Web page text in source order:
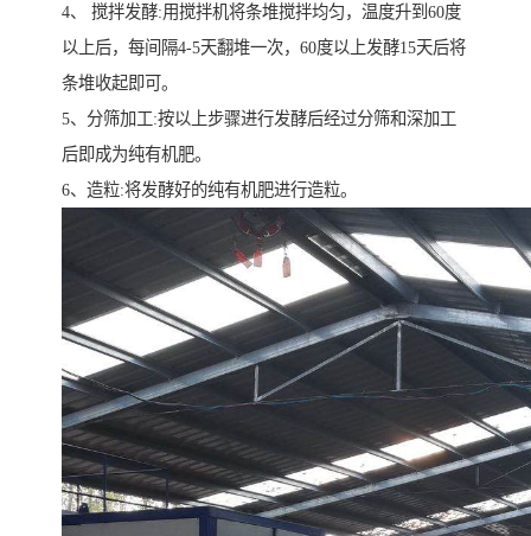
4、 搅拌发酵:用搅拌机将条堆搅拌均匀，温度升到60度
以上后，每间隔4-5天翻堆一次，60度以上发酵15天后将
条堆收起即可。
5、分筛加工:按以上步骤进行发酵后经过分筛和深加工
后即成为纯有机肥。
6、造粒:将发酵好的纯有机肥进行造粒。